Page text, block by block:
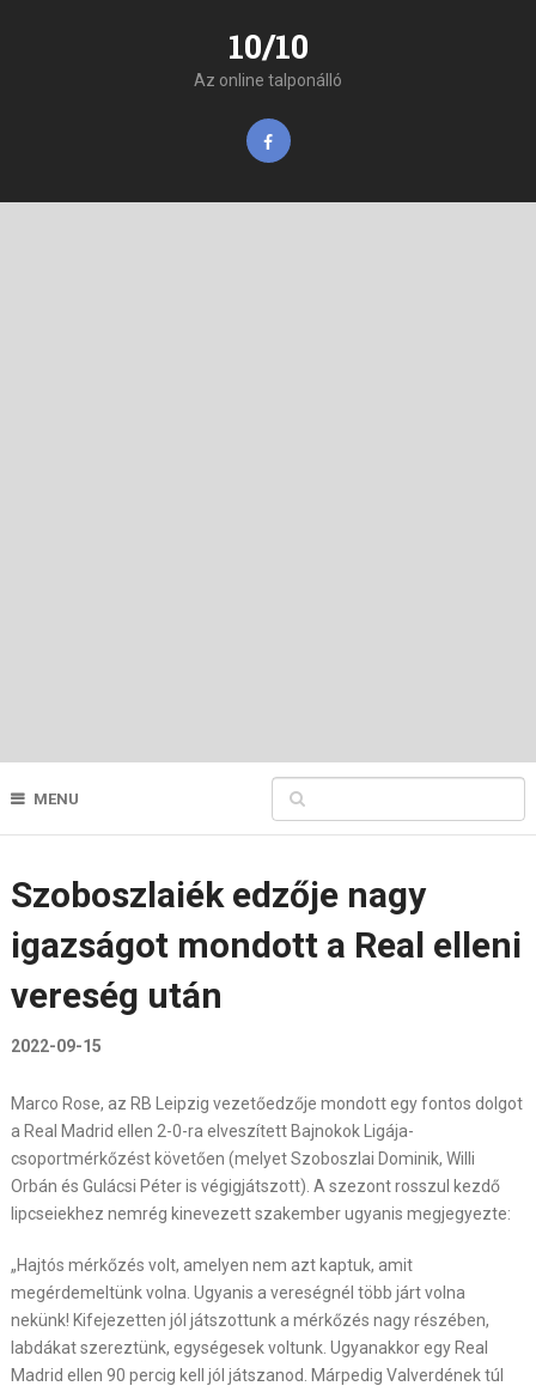
10/10
Az online talponálló
MENU
Szoboszlaiék edzője nagy
igazságot mondott a Real elleni
vereség után
2022-09-15
Marco Rose, az RB Leipzig vezetőedzője mondott egy fontos dolgot
a Real Madrid ellen 2-0-ra elveszített Bajnokok Ligája-
csoportmérkőzést követően (melyet Szoboszlai Dominik, Willi
Orbán és Gulácsi Péter is végigjátszott). A szezont rosszul kezdő
lipcseiekhez nemrég kinevezett szakember ugyanis megjegyezte:
„Hajtós mérkőzés volt, amelyen nem azt kaptuk, amit
megérdemeltünk volna. Ugyanis a vereségnél több járt volna
nekünk! Kifejezetten jól játszottunk a mérkőzés nagy részében,
labdákat szereztünk, egységesek voltunk. Ugyanakkor egy Real
Madrid ellen 90 percig kell jól játszanod. Márpedig Valverdének túl